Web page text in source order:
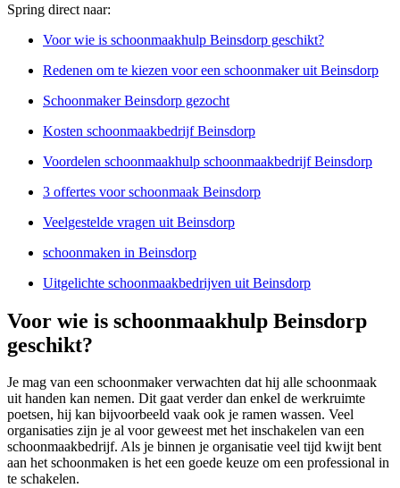
Spring direct naar:
Voor wie is schoonmaakhulp Beinsdorp geschikt?
Redenen om te kiezen voor een schoonmaker uit Beinsdorp
Schoonmaker Beinsdorp gezocht
Kosten schoonmaakbedrijf Beinsdorp
Voordelen schoonmaakhulp schoonmaakbedrijf Beinsdorp
3 offertes voor schoonmaak Beinsdorp
Veelgestelde vragen uit Beinsdorp
schoonmaken in Beinsdorp
Uitgelichte schoonmaakbedrijven uit Beinsdorp
Voor wie is schoonmaakhulp Beinsdorp
geschikt?
Je mag van een schoonmaker verwachten dat hij alle schoonmaak
uit handen kan nemen. Dit gaat verder dan enkel de werkruimte
poetsen, hij kan bijvoorbeeld vaak ook je ramen wassen. Veel
organisaties zijn je al voor geweest met het inschakelen van een
schoonmaakbedrijf. Als je binnen je organisatie veel tijd kwijt bent
aan het schoonmaken is het een goede keuze om een professional in
te schakelen.